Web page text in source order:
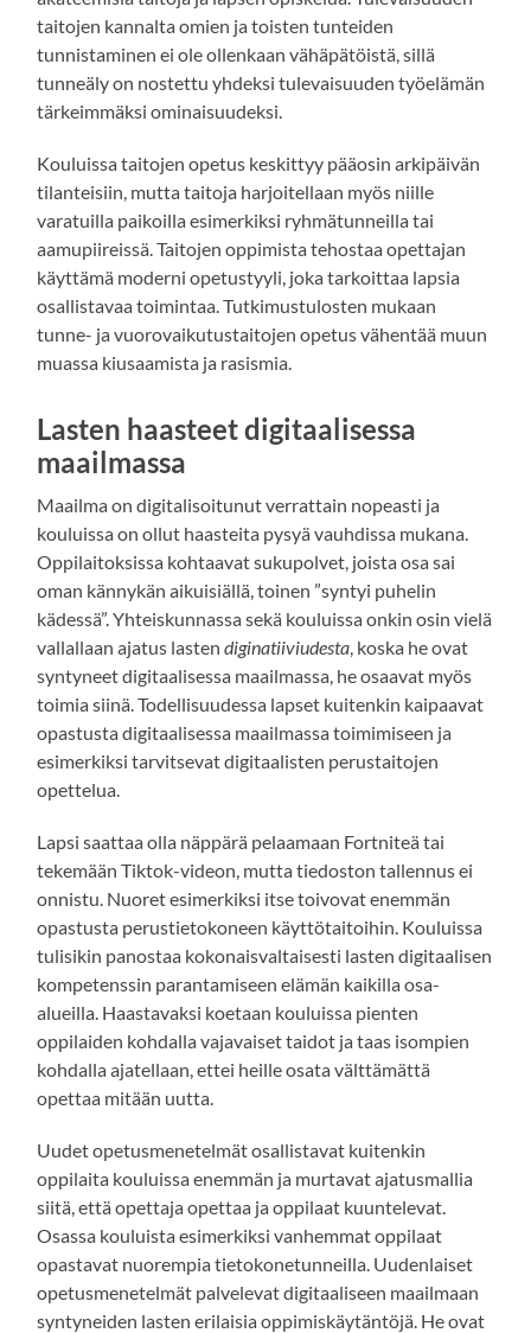
taitojen kannalta omien ja toisten tunteiden
tunnistaminen ei ole ollenkaan vähäpätöistä, sillä
tunneäly on nostettu yhdeksi tulevaisuuden työelämän
tärkeimmäksi ominaisuudeksi.
Kouluissa taitojen opetus keskittyy pääosin arkipäivän
tilanteisiin, mutta taitoja harjoitellaan myös niille
varatuilla paikoilla esimerkiksi ryhmätunneilla tai
aamupiireissä. Taitojen oppimista tehostaa opettajan
käyttämä moderni opetustyyli, joka tarkoittaa lapsia
osallistavaa toimintaa. Tutkimustulosten mukaan
tunne- ja vuorovaikutustaitojen opetus vähentää muun
muassa kiusaamista ja rasismia.
Lasten haasteet digitaalisessa
maailmassa
Maailma on digitalisoitunut verrattain nopeasti ja
kouluissa on ollut haasteita pysyä vauhdissa mukana.
Oppilaitoksissa kohtaavat sukupolvet, joista osa sai
oman kännykän aikuisiällä, toinen ”syntyi puhelin
kädessä”. Yhteiskunnassa sekä kouluissa onkin osin vielä
vallallaan ajatus lastendiginatiiviudesta, koska he ovat
syntyneet digitaalisessa maailmassa, he osaavat myös
toimia siinä. Todellisuudessa lapset kuitenkin kaipaavat
opastusta digitaalisessa maailmassa toimimiseen ja
esimerkiksi tarvitsevat digitaalisten perustaitojen
opettelua.
Lapsi saattaa olla näppärä pelaamaan Fortniteä tai
tekemään Tiktok-videon, mutta tiedoston tallennus ei
onnistu. Nuoret esimerkiksi itse toivovat enemmän
opastusta perustietokoneen käyttötaitoihin. Kouluissa
tulisikin panostaa kokonaisvaltaisesti lasten digitaalisen
kompetenssin parantamiseen elämän kaikilla osa-
alueilla. Haastavaksi koetaan kouluissa pienten
oppilaiden kohdalla vajavaiset taidot ja taas isompien
kohdalla ajatellaan, ettei heille osata välttämättä
opettaa mitään uutta.
Uudet opetusmenetelmät osallistavat kuitenkin
oppilaita kouluissa enemmän ja murtavat ajatusmallia
siitä, että opettaja opettaa ja oppilaat kuuntelevat.
Osassa kouluista esimerkiksi vanhemmat oppilaat
opastavat nuorempia tietokonetunneilla. Uudenlaiset
opetusmenetelmät palvelevat digitaaliseen maailmaan
syntyneiden lasten erilaisia oppimiskäytäntöjä. He ovat